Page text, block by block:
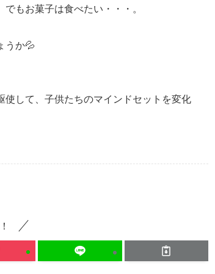
もお菓子は食べたい・・・。
うか💦
して、子供たちのマインドセットを変化